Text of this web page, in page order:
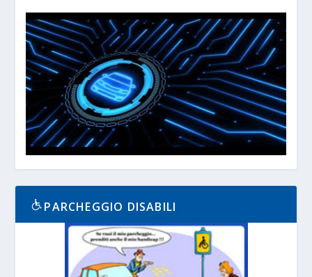
PARCHEGGIO DISABILI